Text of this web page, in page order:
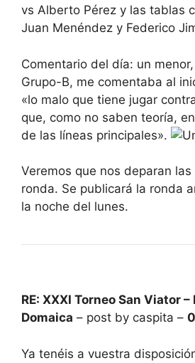
vs Alberto Pérez y las tablas
Juan Menéndez y Federico
Comentario del día: un
Grupo-B, me comentaba al
«lo malo que tiene jugar
que, como no saben teoría,
de las líneas principales».
Veremos que nos deparan
ronda. Se publicará la ronda
la noche del lunes.
RE: XXXI Torneo San Viator
Domaica – post by caspita –
Ya tenéis a vuestra